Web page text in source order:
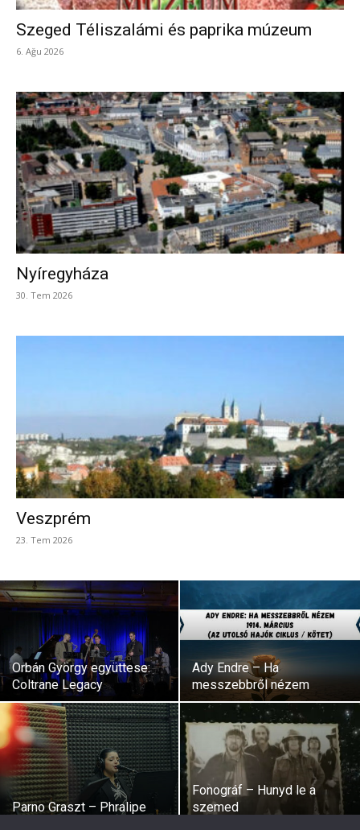
Szeged Téliszalámi és paprika múzeum
6. Ağu 2026
Nyíregyháza
30. Tem 2026
Veszprém
23. Tem 2026
Orbán György együttese:
Coltrane Legacy
Ady Endre – Ha
messzebbről nézem
Parno Graszt – Phralipe
Fonográf – Hunyd le a
szemed